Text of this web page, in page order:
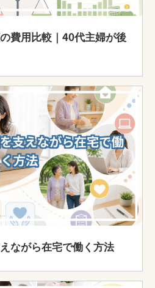
費用比較｜40代主婦が後
ながら在宅で働く方法